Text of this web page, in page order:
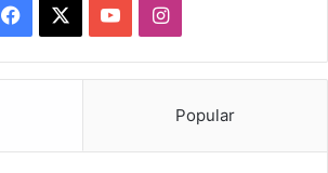
Facebook YouTubeInstagram
Popular